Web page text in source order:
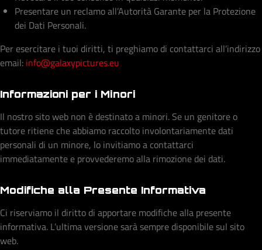
Presentare un reclamo all’Autorità Garante per la Protezione
dei Dati Personali.
Per esercitare i tuoi diritti, ti preghiamo di contattarci all’indirizzo
email: info@galaxypictures.eu
Informazioni per i Minori
Il nostro sito web non è destinato a minori. Se un genitore o
tutore ritiene che abbiamo raccolto involontariamente dati
personali di un minore, lo invitiamo a contattarci
immediatamente e provvederemo alla rimozione dei dati.
Modifiche alla Presente Informativa
Ci riserviamo il diritto di apportare modifiche alla presente
informativa. L’ultima versione sarà sempre disponibile sul sito
web.